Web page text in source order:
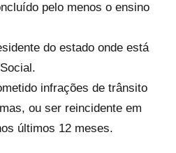
pelo menos o ensino
do estado onde está
infrações de trânsito
ou ser reincidente em
últimos 12 meses.